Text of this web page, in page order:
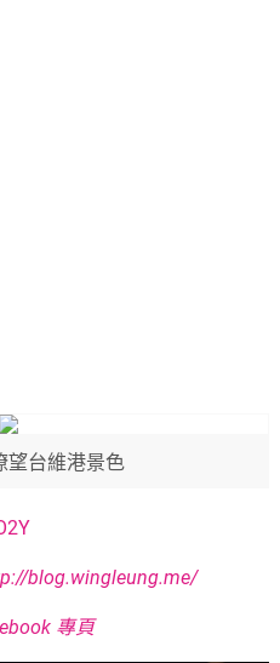
望台維港景色
blog.wingleung.me/
專頁